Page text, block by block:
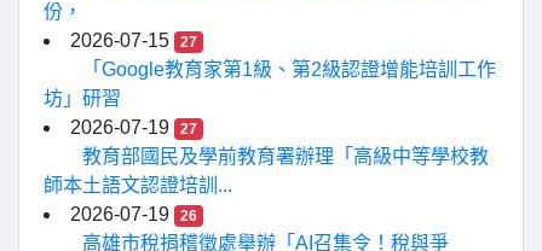
份，
2026-07-15
27
「Google教育家第1級、第2級認證增能培訓工作
坊」研習
2026-07-19
27
教育部國民及學前教育署辦理「高級中等學校教
師本土語文認證培訓...
2026-07-19
26
高雄市稅捐稽徵處舉辦「AI召集令！稅與爭